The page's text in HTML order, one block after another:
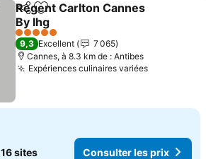
PartagerAjouter à mes favoris
Regent Carlton Cannes
By Ihg
Consulter les prix
5 Étoiles
9,3 Excellent
7 065
Cannes, à 8.3 km de : Antibes
Expériences culinaires variéesConsulter
16 sites Consulter les prix